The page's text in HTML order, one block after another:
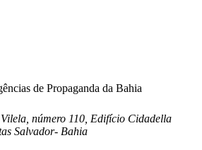
de Propaganda da Bahia
número 110, Edifício Cidadella
Salvador- Bahia